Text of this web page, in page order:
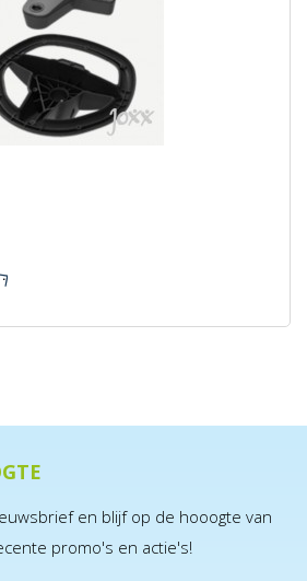
en blijf op de hooogte van
promo's en actie's!